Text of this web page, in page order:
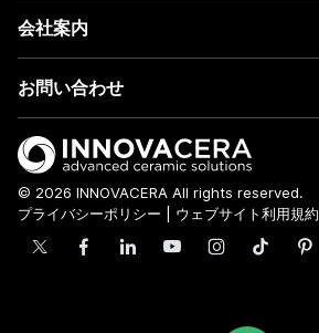
会社案内
お問い合わせ
© 2026 INNOVACERA All rights reserved.
プライバシーポリシー
ウェブサイト利用規約